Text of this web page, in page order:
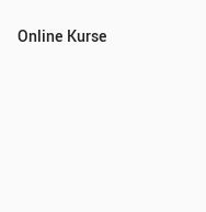
Online Kurse